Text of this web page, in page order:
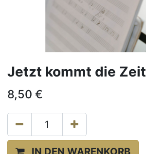
Jetzt kommt die Zeit
8,50 €
IN DEN WARENKORB